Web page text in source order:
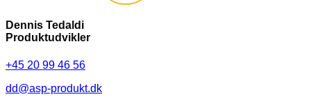
Dennis Tedaldi
Produktudvikler
+45 20 99 46 56
dd@asp-produkt.dk